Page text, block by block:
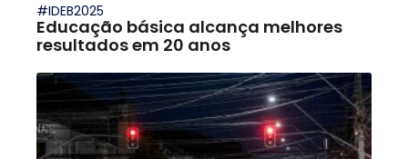
#IDEB2025
Educação básica alcança melhores
resultados em 20 anos